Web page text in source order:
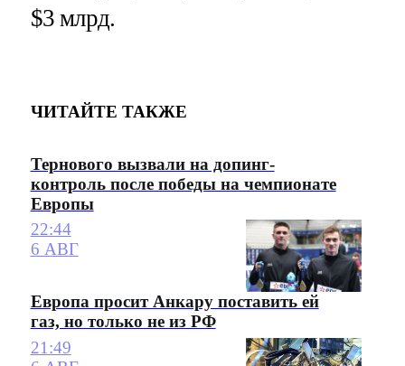
$3 млрд.
ЧИТАЙТЕ ТАКЖЕ
Тернового вызвали на допинг-
контроль после победы на чемпионате
Европы
22:44
6 АВГ
Европа просит Анкару поставить ей
газ, но только не из РФ
21:49